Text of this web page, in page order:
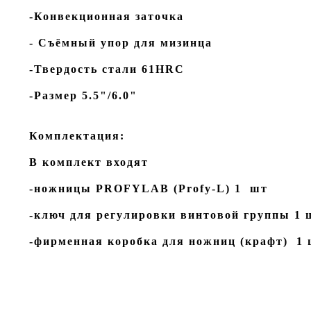
-Конвекционная заточка
- Съёмный упор для мизинца
-Твердость стали 61HRC
-Размер 5.5"/6.0"
Комплектация:
В комплект входят
-ножницы PROFYLAB (Profy-L) 1 шт
-ключ для регулировки винтовой группы 1
-фирменная коробка для ножниц (крафт) 1